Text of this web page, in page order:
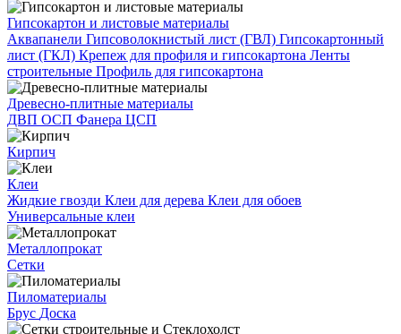
Гипсокартон и листовые материалы
Аквапанели Гипсоволокнистый лист (ГВЛ) Гипсокартонный
лист (ГКЛ) Крепеж для профиля и гипсокартона Ленты
строительные Профиль для гипсокартона
Древесно-плитные материалы
ДВП ОСП Фанера ЦСП
Кирпич
Клеи
Жидкие гвозди Клеи для дерева Клеи для обоев
Универсальные клеи
Металлопрокат
Сетки
Пиломатериалы
Брус Доска